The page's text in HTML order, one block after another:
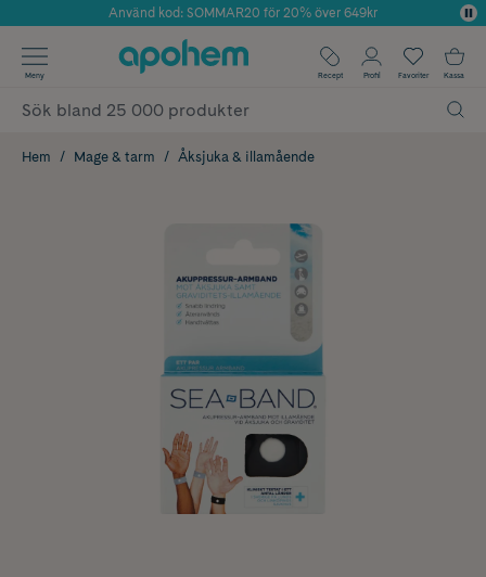
Årets Butik 2025 inom Skönhet
Använd kod: SOMMAR20 för 20% över 649kr
✓ Fri frakt
✓ Poäng på alla köp*
Meny Recept Profil Favoriter Kassa
Hem Mage & tarm Åksjuka & illamående